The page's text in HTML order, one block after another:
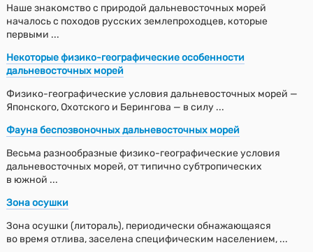
Наше знакомство с природой дальневосточных морей
началось с походов русских землепроходцев, которые
первыми ...
Некоторые физико-географические особенности
дальневосточных морей
Физико-географические условия дальневосточных морей —
Японского, Охотского и Берингова — в силу ...
Фауна беспозвоночных дальневосточных морей
Весьма разнообразные физико-географические условия
дальневосточных морей, от типично субтропических
в южной ...
Зона осушки
Зона осушки (литораль), периодически обнажающаяся
во время отлива, заселена специфическим населением, ...